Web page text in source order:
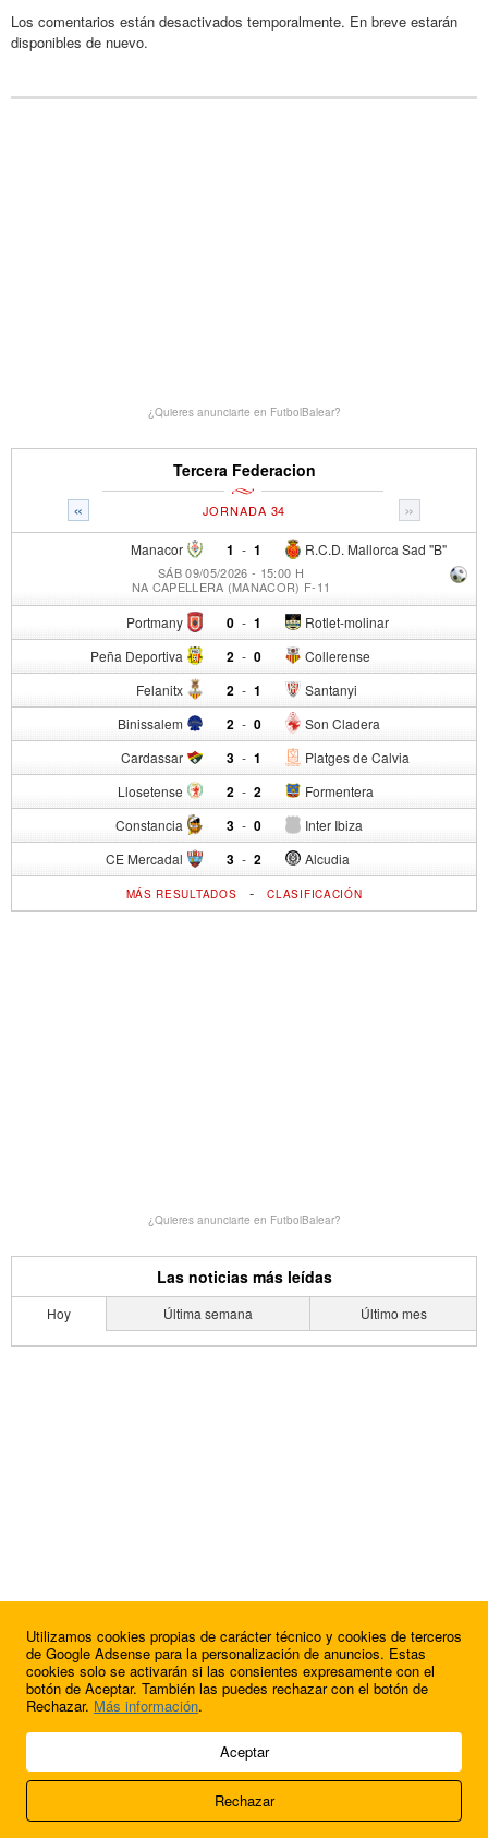
Los comentarios están desactivados temporalmente. En breve estarán
disponibles de nuevo.
¿Quieres anunciarte en FutbolBalear?
Tercera Federacion
« »
JORNADA 34
Manacor 1 - R.C.D. Mallorca Sad "B"
1
SÁB 09/05/2026 - 15:00 H
NA CAPELLERA (MANACOR) F-11
Portmany 0 - Rotlet-molinar
1
Peña Deportiva 2 - Collerense
0
Felanitx 2 - Santanyi
1
Binissalem 2 - Son Cladera
0
Cardassar 3 - Platges de Calvia
1
Llosetense 2 - Formentera
2
Constancia 3 - Inter Ibiza
0
CE Mercadal 3 - Alcudia
2
MÁS RESULTADOS -CLASIFICACIÓN
¿Quieres anunciarte en FutbolBalear?
Las noticias más leídas
Hoy Última semana Último mes
© 2009 - 2026 Soluciones Corporativas IP, SL.
Acerca de nosotros
FútbolBalear
Utilizamos cookies propias de carácter técnico y cookies de terceros
de Google Adsense para la personalización de anuncios. Estas
cookies solo se activarán si las consientes expresamente con el
botón de Aceptar. También las puedes rechazar con el botón de
Rechazar. Más información.
Aceptar
Rechazar